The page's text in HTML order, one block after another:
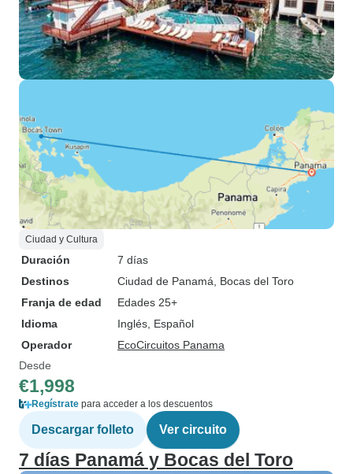
Ciudad y Cultura
Duración
7 días
Destinos
Ciudad de Panamá , Bocas del Toro
Franja de edad
Edades 25+
Idioma
Inglés, Español
Operador
EcoCircuitos Panama
Desde
€1,998
Regístrate para acceder a los descuentos
Descargar folleto Ver circuito
7 días Panamá y Bocas del Toro